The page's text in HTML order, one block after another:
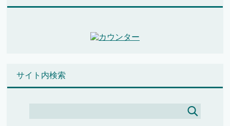
サイト内検索